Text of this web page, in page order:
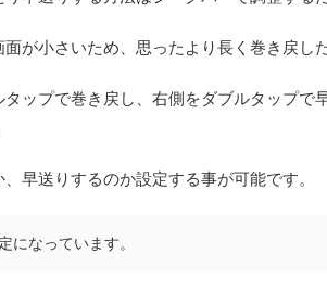
が小さいため、思ったより長く巻き戻し
ップで巻き戻し、右側をダブルタップで
早送りするのか設定する事が可能です。
になっています。